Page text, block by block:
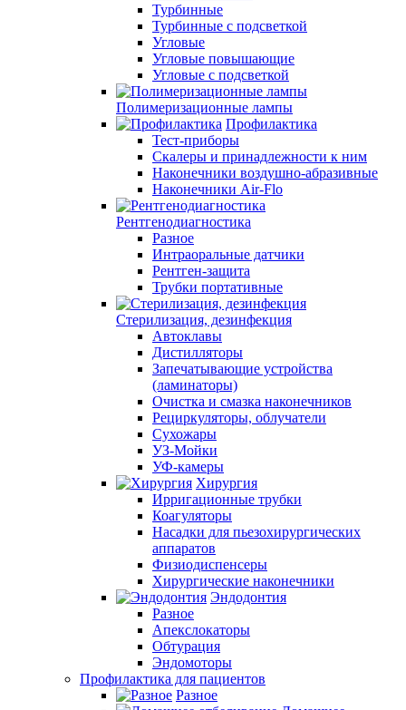
Турбинные
Турбинные с подсветкой
Угловые
Угловые повышающие
Угловые с подсветкой
Полимеризационные лампы
Профилактика
Тест-приборы
Скалеры и принадлежности к ним
Наконечники воздушно-абразивные
Наконечники Air-Flo
Рентгенодиагностика
Разное
Интраоральные датчики
Рентген-защита
Трубки портативные
Стерилизация, дезинфекция
Автоклавы
Дистилляторы
Запечатывающие устройства
(ламинаторы)
Очистка и смазка наконечников
Рециркуляторы, облучатели
Сухожары
УЗ-Мойки
УФ-камеры
Хирургия
Ирригационные трубки
Коагуляторы
Насадки для пьезохирургических
аппаратов
Физиодиспенсеры
Хирургические наконечники
Эндодонтия
Разное
Апекслокаторы
Обтурация
Эндомоторы
Профилактика для пациентов
Разное